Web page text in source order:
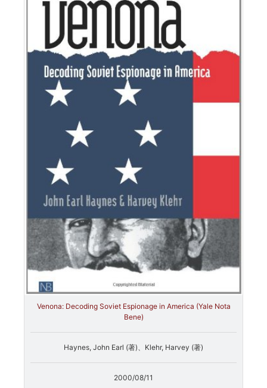
Venona: Decoding Soviet Espionage in America (Yale Nota
Bene)
Haynes, John Earl (著)、Klehr, Harvey (著)
2000/08/11